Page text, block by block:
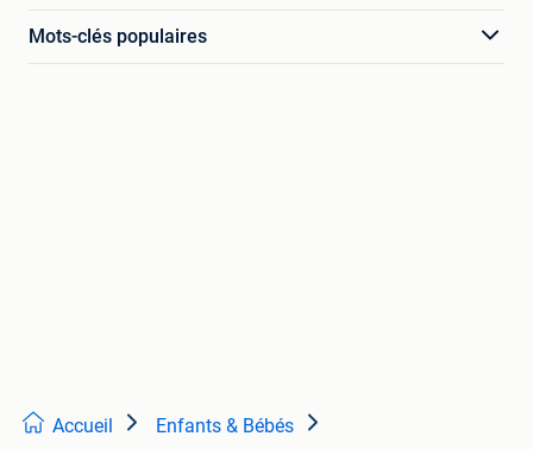
Mots-clés populaires
Accueil Enfants & Bébés